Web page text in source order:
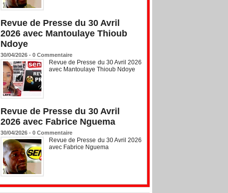
Revue de Presse du 30 Avril
2026 avec Mantoulaye Thioub
Ndoye
30/04/2026 - 0 Commentaire
Revue de Presse du 30 Avril 2026
avec Mantoulaye Thioub Ndoye
Revue de Presse du 30 Avril
2026 avec Fabrice Nguema
30/04/2026 - 0 Commentaire
Revue de Presse du 30 Avril 2026
avec Fabrice Nguema